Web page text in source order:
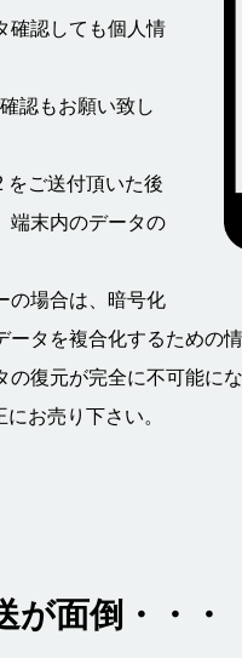
確認しても個人情
認もお願い致し
をご送付頂いた後
端末内のデータの
の場合は、暗号化
タを複合化するための
復元が完全に不可能にな
お売り下さい。
が面倒・・・